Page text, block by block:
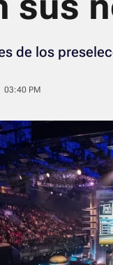
de los
03:40 PM